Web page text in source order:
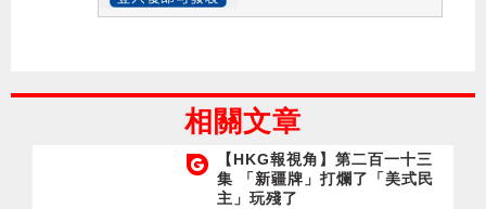
相關文章
【HKG報視角】第二百一十三
集 「新疆牌」打爛了「美式民
主」玩殘了